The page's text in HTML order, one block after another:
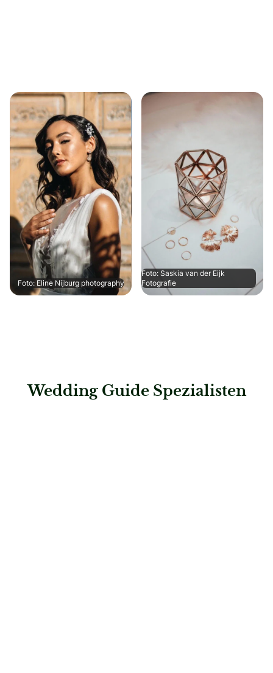
Foto: Eline Nijburg photography
Foto: Saskia van der Eijk
Fotografie
Wedding Guide Spezialisten